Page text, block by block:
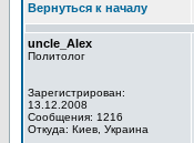
Вернуться к началу
uncle_Alex
Политолог
Зарегистрирован:
13.12.2008
Сообщения: 1216
Откуда: Киев, Украина